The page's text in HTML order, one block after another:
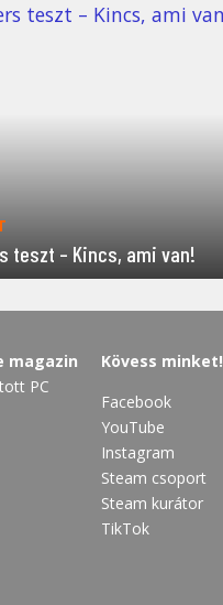
teszt – Kincs, ami van!
magazin
PC
Kövess minket!
Facebook
YouTube
Instagram
Steam csoport
Steam kurátor
TikTok